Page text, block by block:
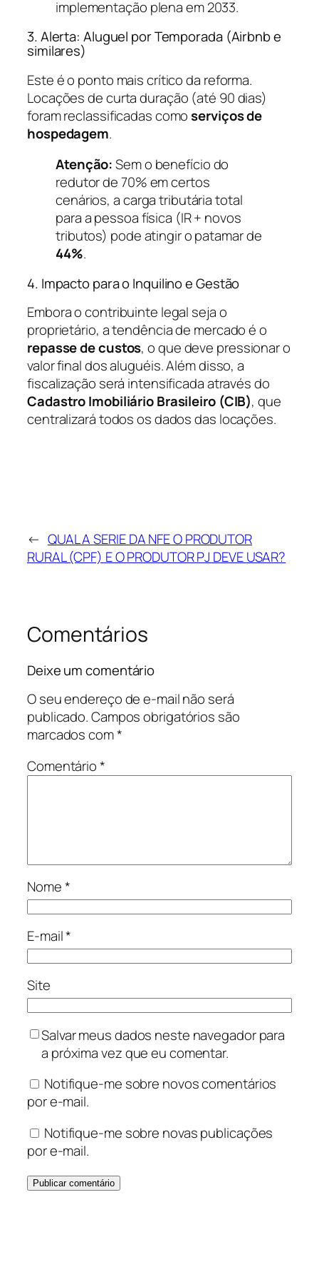
implementação plena em 2033.
3. Alerta: Aluguel por Temporada (Airbnb e
similares)
Este é o ponto mais crítico da reforma.
Locações de curta duração (até 90 dias)
foram reclassificadas comoserviços de
hospedagem.
Atenção:Sem o benefício do
redutor de 70% em certos
cenários, a carga tributária total
para a pessoa física (IR + novos
tributos) pode atingir o patamar de
44%.
4. Impacto para o Inquilino e Gestão
Embora o contribuinte legal seja o
proprietário, a tendência de mercado é o
repasse de custos, o que deve pressionar o
valor final dos aluguéis. Além disso, a
fiscalização será intensificada através do
Cadastro Imobiliário Brasileiro (CIB), que
centralizará todos os dados das locações.
← QUAL A SERIE DA NFE O PRODUTOR
RURAL (CPF) E O PRODUTOR PJ DEVE USAR?
Comentários
Deixe um comentário
O seu endereço de e-mail não será
publicado.Campos obrigatórios são
marcados com*
Comentário*
Nome*
E-mail*
Site
Salvar meus dados neste navegador para
a próxima vez que eu comentar.
Notifique-me sobre novos comentários
por e-mail.
Notifique-me sobre novas publicações
por e-mail.